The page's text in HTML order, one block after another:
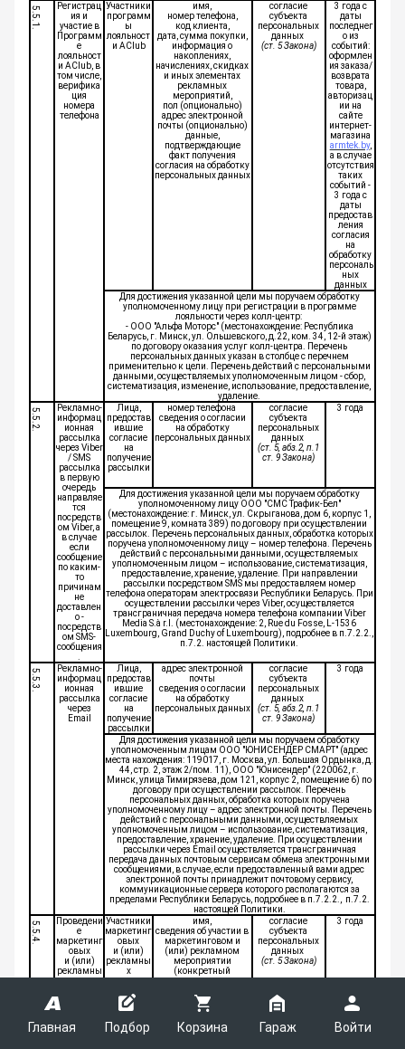
Главная Подбор Корзина Гараж Войти
5.5.1.
Регистрац
ия и
участие в
Программ
е
лояльност
и AClub, в
том числе,
верифика
ция
номера
телефона
Участники
программ
ы
лояльност
и AClub
имя,
номер телефона,
код клиента,
дата, сумма покупки,
информация о
накоплениях,
начислениях, скидках
и иных элементах
рекламных
мероприятий,
пол (опционально)
адрес электронной
почты (опционально)
данные,
подтверждающие
факт получения
согласия на обработку
персональных данных
согласие
субъекта
персональных
данных
(ст. 5 Закона)
3 года с
даты
последнег
о из
событий:
оформлен
ия заказа/
возврата
товара,
авторизац
ии на
сайте
интернет-
магазина
armtek.by,
а в случае
отсутствия
таких
событий -
3 года с
даты
предостав
ления
согласия
на
обработку
персональ
ных
данных
Для достижения указанной цели мы поручаем обработку
уполномоченному лицу при регистрации в программе
лояльности через колл-центр:
- ООО "Альфа Моторс" (местонахождение: Республика
Беларусь, г. Минск, ул. Ольшевского, д.22, ком. 34, 12-й этаж)
по договору оказания услуг колл-центра. Перечень
персональных данных указан в столбце с перечнем
применительно к цели. Перечень действий с персональными
данными, осуществляемых уполномоченным лицом - сбор,
систематизация, изменение, использование, предоставление,
удаление.
5.5.2.
Рекламно-
информац
ионная
рассылка
через Viber
/ SMS
рассылка
в первую
очередь
направляе
тся
посредств
ом Viber, а
в случае
если
сообщение
по каким-
то
причинам
не
доставлен
о -
посредств
ом SMS-
сообщения
Лица,
предостав
ившие
согласие
на
получение
рассылки
номер телефона
сведения о согласии
на обработку
персональных данных
согласие
субъекта
персональных
данных
(ст. 5, абз.2, п.1
ст. 9 Закона)
3 года
Для достижения указанной цели мы поручаем обработку
уполномоченному лицу ООО "СМС Трафик-Бел"
(местонахождение: г. Минск, ул. Скрыганова, дом 6, корпус 1,
помещение 9, комната 389) по договору при осуществлении
рассылок. Перечень персональных данных, обработка которых
поручена уполномоченному лицу – номер телефона. Перечень
действий с персональными данными, осуществляемых
уполномоченным лицом – использование, систематизация,
предоставление, хранение, удаление. При направлении
рассылки посредством SMS мы предоставляем номер
телефона операторам электросвязи Республики Беларусь. При
осуществлении рассылки через Viber, осуществляется
трансграничная передача номера телефона компании Viber
Media S.à r.l. (местонахождение: 2, Rue du Fosse, L-1536
Luxembourg, Grand Duchy of Luxembourg), подробнее в п.7.2.2.,
п.7.2. настоящей Политики.
5.5.3.
Рекламно-
информац
ионная
рассылка
через
Email
Лица,
предостав
ившие
согласие
на
получение
рассылки
адрес электронной
почты
сведения о согласии
на обработку
персональных данных
согласие
субъекта
персональных
данных
(ст. 5, абз.2, п.1
ст. 9 Закона)
3 года
Для достижения указанной цели мы поручаем обработку
уполномоченным лицам ООО "ЮНИСЕНДЕР СМАРТ" (адрес
места нахождения: 119017, г. Москва, ул. Большая Ордынка, д.
44, стр. 2, этаж 2/пом. 11), ООО "Юнисендер" (220062, г.
Минск, улица Тимирязева, дом 121, корпус 2, помещение 6) по
договору при осуществлении рассылок. Перечень
персональных данных, обработка которых поручена
уполномоченному лицу – адрес электронной почты. Перечень
действий с персональными данными, осуществляемых
уполномоченным лицом – использование, систематизация,
предоставление, хранение, удаление. При осуществлении
рассылки через Email осуществляется трансграничная
передача данных почтовым сервисам обмена электронными
сообщениями, в случае, если предоставленный вами адрес
электронной почты принадлежит почтовому сервису,
коммуникационные сервера которого располагаются за
пределами Республики Беларусь, подробнее в п.7.2.2., п.7.2.
настоящей Политики.
5.5.4.
Проведени
е
маркетинг
овых
и (или)
рекламны
х
Участники
маркетинг
овых
и (или)
рекламны
х
мероприят
имя,
сведения об участии в
маркетинговом и
(или) рекламном
мероприятии
(конкретный
перечень
персональных данных
определяется
правилами
проведения
согласие
субъекта
персональных
данных
(ст. 5 Закона)
3 года